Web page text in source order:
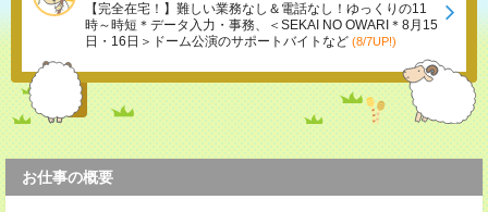
【完全在宅！】難しい業務なし＆電話なし！ゆっくりの11
時～時短＊データ入力・事務、＜SEKAI NO OWARI＊8月15
日・16日＞ドーム公演のサポートバイトなど (8/7UP!)
お仕事の概要